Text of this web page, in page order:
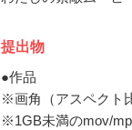
提出物
●作品
※画角（アスペクト
※1GB未満のmov/